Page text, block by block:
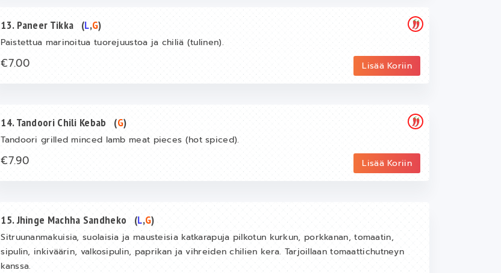
13. Paneer Tikka (L,G)
Paistettua marinoitua tuorejuustoa ja chiliä (tulinen).
€7.00 Lisää Koriin
14. Tandoori Chili Kebab (G)
Tandoori grilled minced lamb meat pieces (hot spiced).
€7.90 Lisää Koriin
15. Jhinge Machha Sandheko(L,G)
Sitruunanmakuisia, suolaisia ja mausteisia katkarapuja pilkotun kurkun, porkkanan, tomaatin,
sipulin, inkiväärin, valkosipulin, paprikan ja vihreiden chilien kera. Tarjoillaan tomaattichutneyn
kanssa.